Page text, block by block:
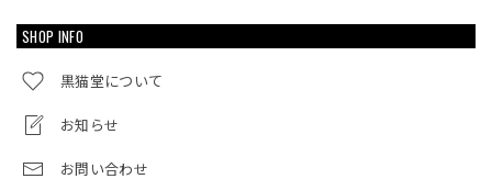
SHOP INFO
黒猫堂について
お知らせ
お問い合わせ